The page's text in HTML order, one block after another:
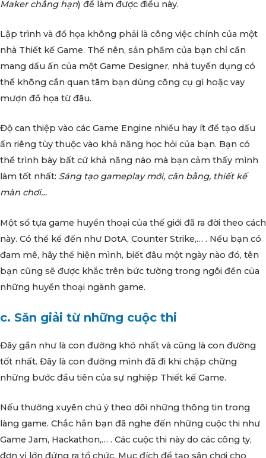
Maker chẳng hạn) để làm được điều này.
Lập trình và đồ họa không phải là công việc chính của một
nhà Thiết kế Game. Thế nên, sản phẩm của bạn chỉ cần
mang dấu ấn của một Game Designer, nhà tuyển dụng có
thể không cần quan tâm bạn dùng công cụ gì hoặc vay
mượn đồ họa từ đâu.
Độ can thiệp vào các Game Engine nhiều hay ít để tạo dấu
ấn riêng tùy thuộc vào khả năng học hỏi của bạn. Bạn có
thể trình bày bất cứ khả năng nào mà bạn cảm thấy mình
làm tốt nhất: Sáng tạo gameplay mới, cân bằng, thiết kế
màn chơi…
Một số tựa game huyền thoại của thế giới đã ra đời theo cách
này. Có thể kể đến như DotA, Counter Strike,… . Nếu bạn có
đam mê, hãy thể hiện mình, biết đâu một ngày nào đó, tên
bạn cũng sẽ được khắc trên bức tường trong ngôi đền của
những huyền thoại ngành game.
c. Săn giải từ những cuộc thi
Đây gần như là con đường khó nhất và cũng là con đường
tốt nhất. Đây là con đường mình đã đi khi chập chững
những bước đầu tiên của sự nghiệp Thiết kế Game.
Nếu thường xuyên chú ý theo dõi những thông tin trong
làng game. Chắc hẳn bạn đã nghe đến những cuộc thi như
Game Jam, Hackathon,… . Các cuộc thi này do các công ty,
đơn vị lớn đứng ra tổ chức. Mục đích để tạo sân chơi cho